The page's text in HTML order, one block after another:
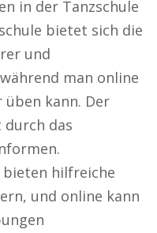
in der Tanzschule
bietet sich die
und
man online
kann. Der
das
bieten hilfreiche
und online kann